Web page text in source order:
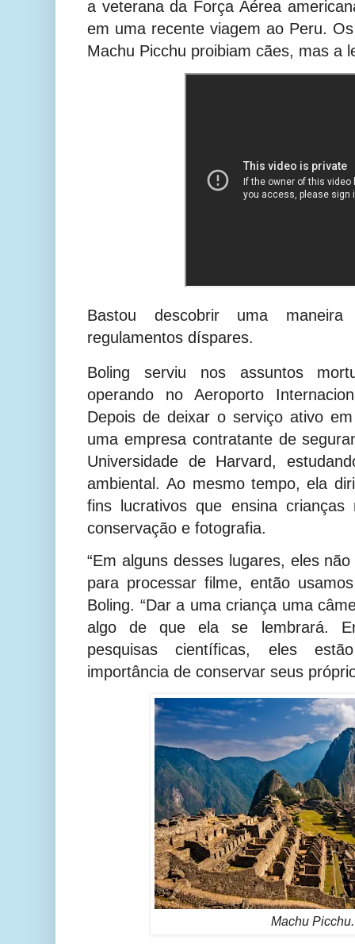
a veterana da Força Aérea
em uma recente viagem ao Peru.
Machu Picchu proibiam cães, mas a
Bastou descobrir uma
regulamentos díspares.
Boling serviu nos assuntos
operando no Aeroporto
Depois de deixar o serviço ativo
uma empresa contratante de
Universidade de Harvard,
ambiental. Ao mesmo tempo, ela
fins lucrativos que ensina
conservação e fotografia.
“Em alguns desses lugares, eles
para processar filme, então
Boling. “Dar a uma criança uma
algo de que ela se lembrará.
pesquisas científicas, eles
importância de conservar seus
Machu Picchu.